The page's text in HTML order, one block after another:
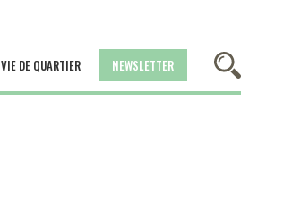
VIE DE QUARTIER NEWSLETTER